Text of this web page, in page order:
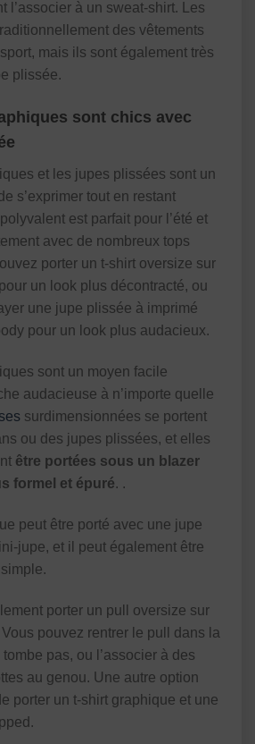
l’associer à un sweat-shirt. Les
des vêtements
mais ils sont également très
plissée.
sont chics avec
et les jupes plissées sont un
s’exprimer tout en restant
est parfait pour l’été et
avec de nombreux tops
porter un t-shirt oversize sur
un look plus décontracté, ou
une jupe plissée à imprimé
pour un look plus audacieux.
sont un moyen facile
audacieuse à n’importe quelle
surdimensionnées se portent
ou des jupes plissées, et elles
être portées sous un blazer
formel et épuré. .
peut être porté avec une jupe
jupe, et il peut également être
porter un pull oversize sur
pouvez rentrer le pull dans la
pas, ou l’associer à des
au genou. Une autre option
porter un t-shirt graphique et une